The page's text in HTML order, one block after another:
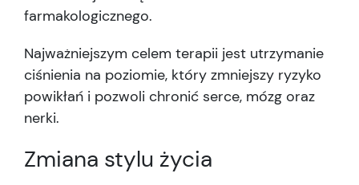
farmakologicznego.
Najważniejszym celem terapii jest utrzymanie
ciśnienia na poziomie, który zmniejszy ryzyko
powikłań i pozwoli chronić serce, mózg oraz
nerki.
Zmiana stylu życia